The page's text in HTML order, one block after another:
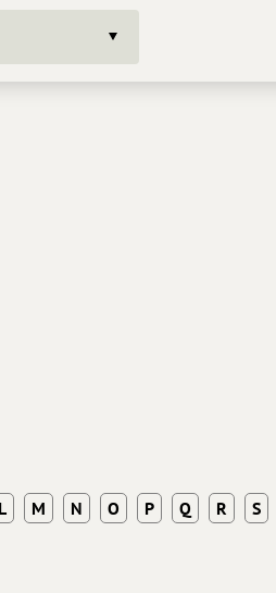
L M N O P Q R S